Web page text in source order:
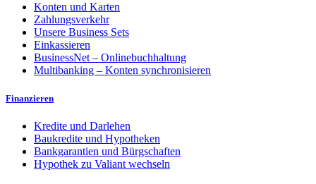
Konten und Karten
Zahlungsverkehr
Unsere Business Sets
Einkassieren
BusinessNet – Onlinebuchhaltung
Multibanking – Konten synchronisieren
Finanzieren
Kredite und Darlehen
Baukredite und Hypotheken
Bankgarantien und Bürgschaften
Hypothek zu Valiant wechseln